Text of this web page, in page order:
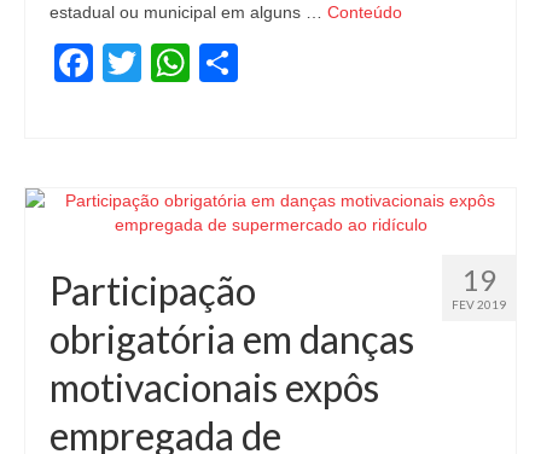
estadual ou municipal em alguns … Conteúdo
Facebook
TwitterWhatsApp
19
FEV 2019
Participação
obrigatória em danças
motivacionais expôs
empregada de